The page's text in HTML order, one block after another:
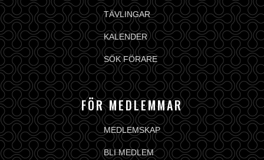
TÄVLINGAR
KALENDER
SÖK FÖRARE
FÖR MEDLEMMAR
MEDLEMSKAP
BLI MEDLEM